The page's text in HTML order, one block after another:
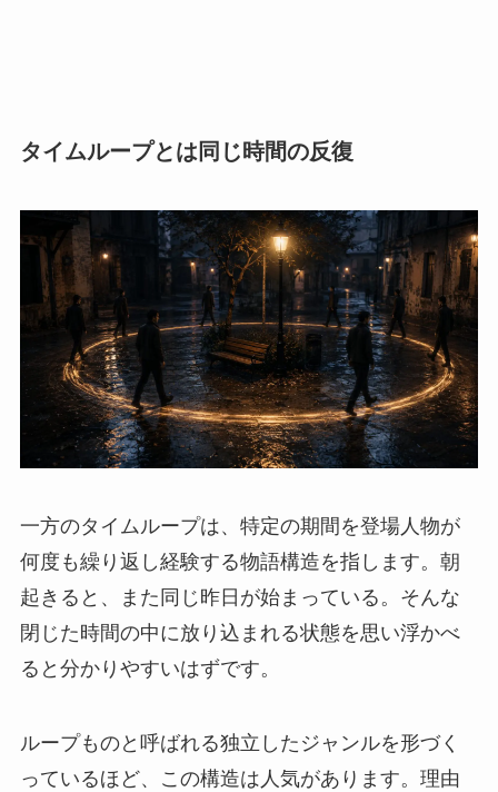
タイムループとは同じ時間の反復
一方のタイムループは、特定の期間を登場人物が
何度も繰り返し経験する物語構造を指します。朝
起きると、また同じ昨日が始まっている。そんな
閉じた時間の中に放り込まれる状態を思い浮かべ
ると分かりやすいはずです。
ループものと呼ばれる独立したジャンルを形づく
っているほど、この構造は人気があります。理由